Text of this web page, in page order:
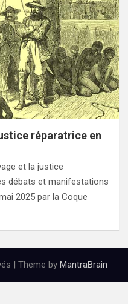
réparatrice en
et la justice
débats et manifestations
2025 par la Coque
| Theme by MantraBrain